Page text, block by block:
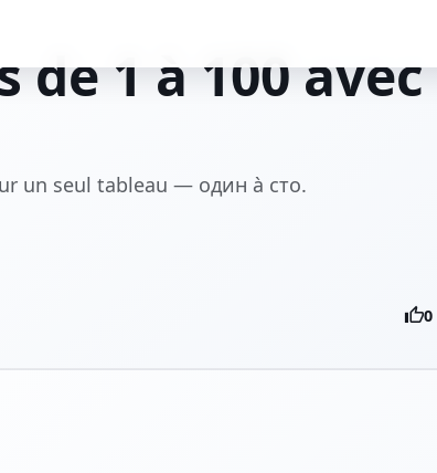
1 à 100 avec
un seul tableau — один à сто.
0